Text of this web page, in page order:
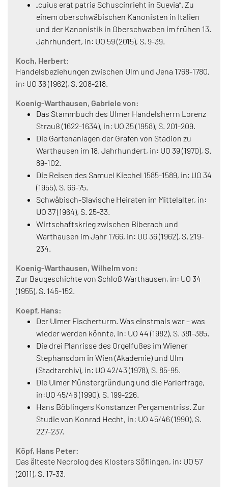
„cuius erat patria Schuscinrieht in Suevia“. Zu
einem oberschwäbischen Kanonisten in Italien
und der Kanonistik in Oberschwaben im frühen 13.
Jahrhundert, in: UO 59 (2015), S. 9-39.
Koch, Herbert:
Handelsbeziehungen zwischen Ulm und Jena 1768-1780,
in: UO 36 (1962), S. 208-218.
Koenig-Warthausen, Gabriele von:
Das Stammbuch des Ulmer Handelsherrn Lorenz
Strauß (1622-1634), in: UO 35 (1958), S. 201-209.
Die Gartenanlagen der Grafen von Stadion zu
Warthausen im 18. Jahrhundert, in: UO 39 (1970), S.
89-102.
Die Reisen des Samuel Kiechel 1585-1589, in: UO 34
(1955), S. 66-75.
Schwäbisch-Slavische Heiraten im Mittelalter, in:
UO 37 (1964), S. 25-33.
Wirtschaftskrieg zwischen Biberach und
Warthausen im Jahr 1766, in: UO 36 (1962), S. 219-
234.
Koenig-Warthausen, Wilhelm von:
Zur Baugeschichte von Schloß Warthausen, in: UO 34
(1955), S. 145-152.
Koepf, Hans:
Der Ulmer Fischerturm. Was einstmals war – was
wieder werden könnte, in: UO 44 (1982), S. 381-385.
Die drei Planrisse des Orgelfußes im Wiener
Stephansdom in Wien (Akademie) und Ulm
(Stadtarchiv), in: UO 42/43 (1978), S. 85-95.
Die Ulmer Münstergründung und die Parlerfrage,
in:UO 45/46 (1990), S. 199-226.
Hans Böblingers Konstanzer Pergamentriss. Zur
Studie von Konrad Hecht, in: UO 45/46 (1990), S.
227-237.
Köpf, Hans Peter:
Das älteste Necrolog des Klosters Söflingen, in: UO 57
(2011), S. 17-33.